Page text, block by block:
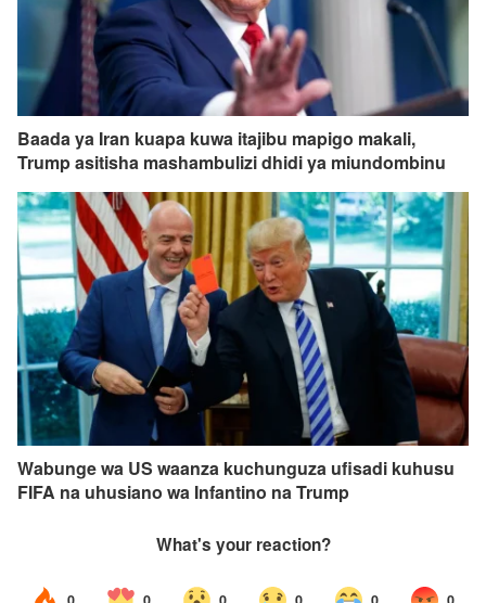
Baada ya Iran kuapa kuwa itajibu mapigo makali,
Trump asitisha mashambulizi dhidi ya miundombinu
Wabunge wa US waanza kuchunguza ufisadi kuhusu
FIFA na uhusiano wa Infantino na Trump